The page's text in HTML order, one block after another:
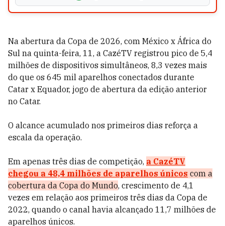
Na abertura da Copa de 2026, com México x África do
Sul na quinta-feira, 11, a CazéTV registrou pico de 5,4
milhões de dispositivos simultâneos, 8,3 vezes mais
do que os 645 mil aparelhos conectados durante
Catar x Equador, jogo de abertura da edição anterior
no Catar.
O alcance acumulado nos primeiros dias reforça a
escala da operação.
Em apenas três dias de competição, a CazéTV
chegou a 48,4 milhões de aparelhos únicos com a
cobertura da Copa do Mundo, crescimento de 4,1
vezes em relação aos primeiros três dias da Copa de
2022, quando o canal havia alcançado 11,7 milhões de
aparelhos únicos.